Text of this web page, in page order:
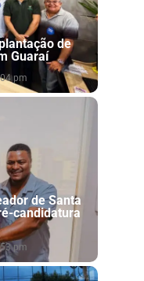
de
Guaraí
pm
de Santa
candidatura
pm